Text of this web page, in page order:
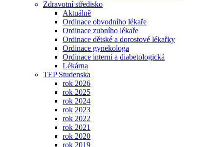
Zdravotní středisko
Aktuálně
Ordinace obvodního lékaře
Ordinace zubního lékaře
Ordinace dětské a dorostové lékařky
Ordinace gynekologa
Ordinace interní a diabetologická
Lékárna
TEP Studenska
rok 2026
rok 2025
rok 2024
rok 2023
rok 2022
rok 2021
rok 2020
rok 2019